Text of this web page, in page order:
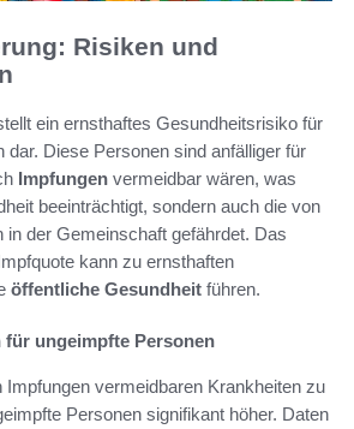
Risiken und
ein ernsthaftes Gesundheitsrisiko für
dar. Diese Personen sind anfälliger für
Impfungen vermeidbar wären, was
beeinträchtigt, sondern auch die von
in der Gemeinschaft gefährdet. Das
kann zu ernsthaften
öffentliche Gesundheit führen.
ungeimpfte Personen
vermeidbaren Krankheiten zu
Personen signifikant höher. Daten